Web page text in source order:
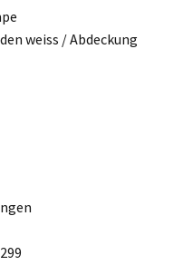
weiss / Abdeckung